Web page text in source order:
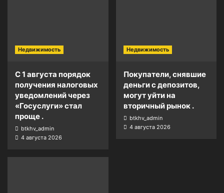
Недвижимость
С 1 августа порядок
получения налоговых
уведомлений через
«Госуслуги» стал
проще .
btkhv_admin
4 августа 2026
Недвижимость
Покупатели, снявшие
деньги с депозитов,
могут уйти на
вторичный рынок .
btkhv_admin
4 августа 2026